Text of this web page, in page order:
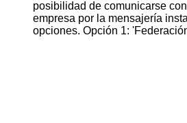
posibilidad de comunicarse
empresa por la mensajería
opciones. Opción 1: